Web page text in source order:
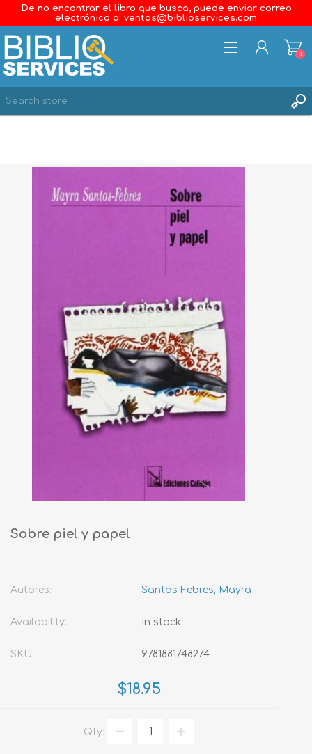
De no encontrar el libro que busca, puede enviar correo
electrónico a: ventas@biblioservices.com
WISHLIST
0
0
Sobre piel y papel
Autores: Santos Febres, Mayra
Availability: In stock
SKU: 9781881748274
$18.95
Qty: